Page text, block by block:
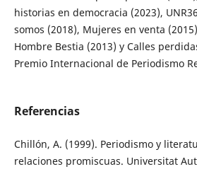
historias en democracia (2023),
somos (2018), Mujeres en venta
Hombre Bestia (2013) y Calles
Premio Internacional de Periodismo
Referencias
Chillón, A. (1999). Periodismo y
relaciones promiscuas. Universitat